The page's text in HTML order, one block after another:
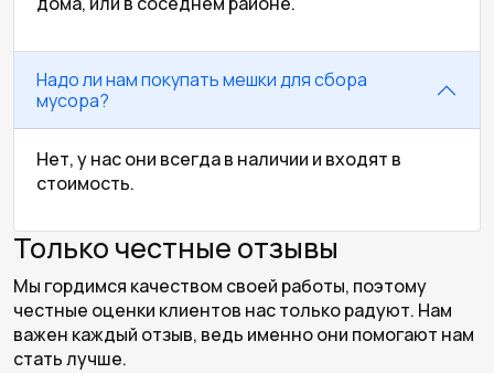
Надо ли нам покупать мешки для сбора
мусора?
Нет, у нас они всегда в наличии и входят в
стоимость.
Только честные отзывы
Мы гордимся качеством своей работы, поэтому
честные оценки клиентов нас только радуют. Нам
важен каждый отзыв, ведь именно они помогают нам
стать лучше.